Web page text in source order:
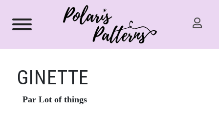
GINETTE
Par Lot of things